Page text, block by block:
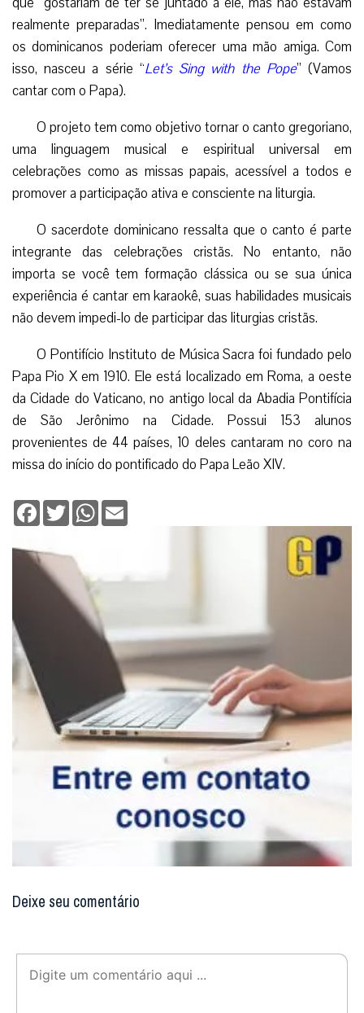
realmente preparadas”. Imediatamente pensou em como
os dominicanos poderiam oferecer uma mão amiga. Com
isso, nasceu a série “Let’s Sing with the Pope” (Vamos
cantar com o Papa).
O projeto tem como objetivo tornar o canto gregoriano,
uma linguagem musical e espiritual universal em
celebrações como as missas papais, acessível a todos e
promover a participação ativa e consciente na liturgia.
O sacerdote dominicano ressalta que o canto é parte
integrante das celebrações cristãs. No entanto, não
importa se você tem formação clássica ou se sua única
experiência é cantar em karaokê, suas habilidades musicais
não devem impedi-lo de participar das liturgias cristãs.
O Pontifício Instituto de Música Sacra foi fundado pelo
Papa Pio X em 1910. Ele está localizado em Roma, a oeste
da Cidade do Vaticano, no antigo local da Abadia Pontifícia
de São Jerônimo na Cidade. Possui 153 alunos
provenientes de 44 países, 10 deles cantaram no coro na
missa do início do pontificado do Papa Leão XIV.
Facebook
TwitterWhatsApp
Deixe seu comentário